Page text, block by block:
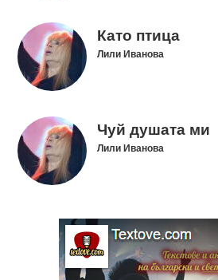
Като птица
Лили Иванова
Чуй душата ми
Лили Иванова